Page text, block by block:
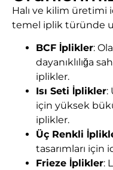
Halı ve kilim
temel iplik türünde
BCF İplikler:
dayanıklılığa
iplikler.
Isı Seti İplikler:
için yüksek
iplikler.
Üç Renkli
tasarımları için
Frieze İplikler: